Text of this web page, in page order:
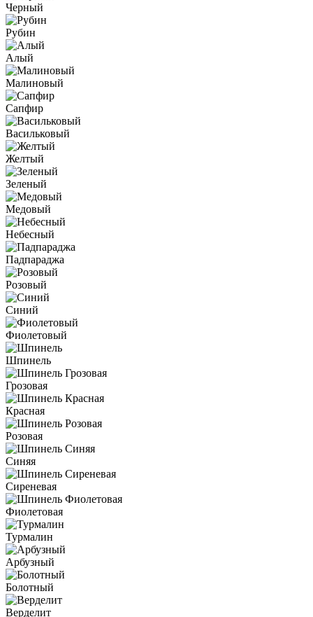
Черный
Рубин
Алый
Малиновый
Сапфир
Васильковый
Желтый
Зеленый
Медовый
Небесный
Падпараджа
Розовый
Синий
Фиолетовый
Шпинель
Грозовая
Красная
Розовая
Синяя
Сиреневая
Фиолетовая
Турмалин
Арбузный
Болотный
Верделит